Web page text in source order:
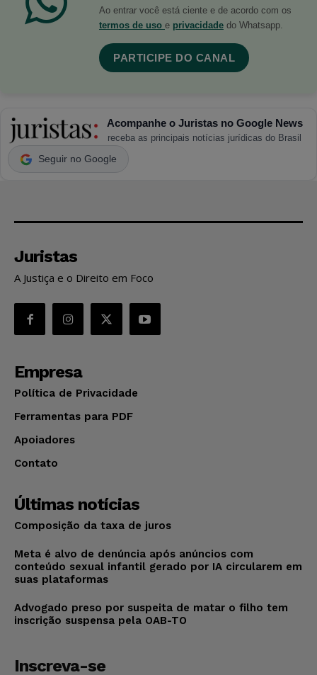
Ao entrar você está ciente e de acordo com os
termos de uso e privacidade do Whatsapp.
PARTICIPE DO CANAL
Acompanhe o Juristas no Google News
receba as principais notícias jurídicas do Brasil
Seguir no Google
Juristas
A Justiça e o Direito em Foco
Empresa
Política de Privacidade
Ferramentas para PDF
Apoiadores
Contato
Últimas notícias
Composição da taxa de juros
Meta é alvo de denúncia após anúncios com
conteúdo sexual infantil gerado por IA circularem em
suas plataformas
Advogado preso por suspeita de matar o filho tem
inscrição suspensa pela OAB-TO
Inscreva-se